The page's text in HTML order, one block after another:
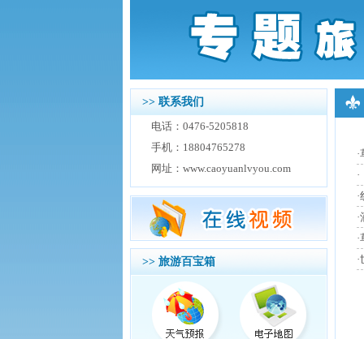
>> 联系我们
电话：0476-5205818
手机：18804765278
网址：www.caoyuanlvyou.com
>> 旅游百宝箱
·